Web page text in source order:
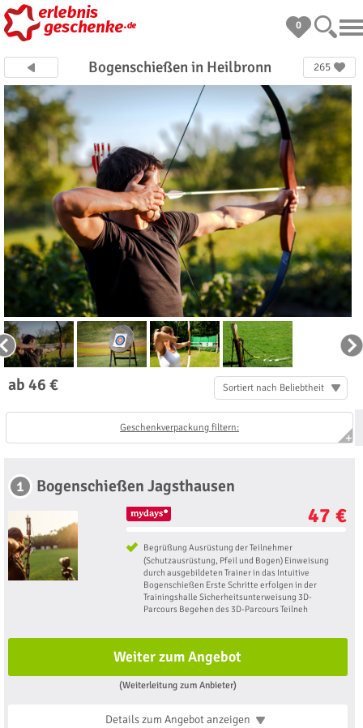
0
Bogenschießen in Heilbronn 265
ab 46 € Sortiert nach Beliebtheit
Geschenkverpackung filtern:
1 Bogenschießen Jagsthausen
47 €
Begrüßung Ausrüstung der Teilnehmer
(Schutzausrüstung, Pfeil und Bogen) Einweisung
durch ausgebildeten Trainer in das Intuitive
Bogenschießen Erste Schritte erfolgen in der
Trainingshalle Sicherheitsunterweisung 3D-
Parcours Begehen des 3D-Parcours Teilneh
Weiter zum Angebot
(Weiterleitung zum Anbieter)
Details zum Angebotanzeigen